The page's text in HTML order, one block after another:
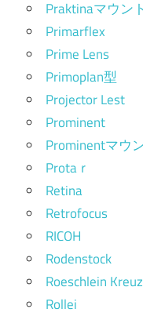
Praktinaマウント
Primarflex
Prime Lens
Primoplan型
Projector Lest
Prominent
Prominentマウ
Protaｒ
Retina
Retrofocus
RICOH
Rodenstock
Roeschlein
Rollei